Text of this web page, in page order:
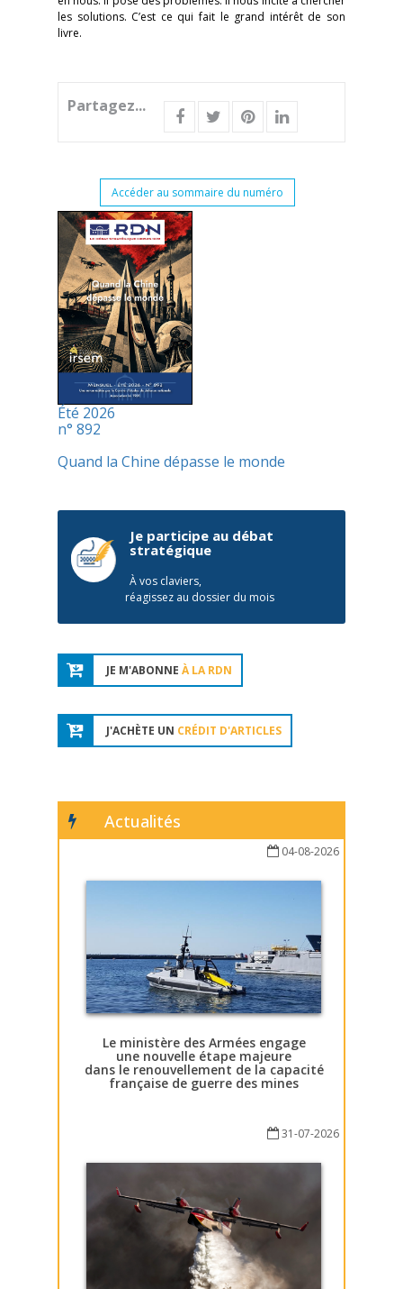
les solutions. C’est ce qui fait le grand intérêt de son
livre.
Partagez...
Accéder au sommaire du numéro
Été 2026
n° 892
Quand la Chine dépasse le monde
Je participe au débat
stratégique
À vos claviers,
réagissez au dossier du mois
JE M'ABONNE À LA RDN
J'ACHÈTE UN CRÉDIT D'ARTICLES
Actualités
04-08-2026
Le ministère des Armées engage
une nouvelle étape majeure
dans le renouvellement de la capacité
française de guerre des mines
31-07-2026